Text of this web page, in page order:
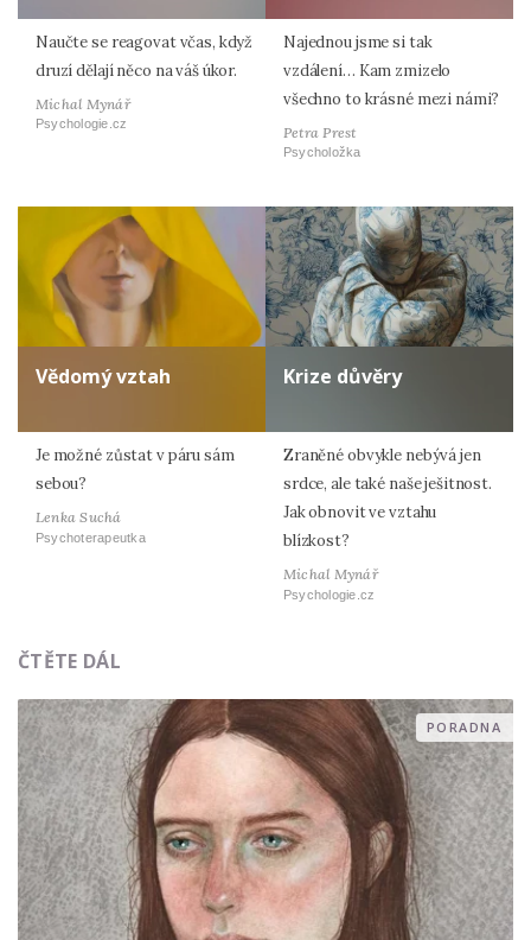
Naučte se reagovat včas, když
druzí dělají něco na váš úkor.
Michal Mynář
Psychologie.cz
Najednou jsme si tak
vzdálení… Kam zmizelo
všechno to krásné mezi námi?
Petra Prest
Psycholožka
Vědomý vztah
Je možné zůstat v páru sám
sebou?
Lenka Suchá
Psychoterapeutka
Krize důvěry
Zraněné obvykle nebývá jen
srdce, ale také naše ješitnost.
Jak obnovit ve vztahu
blízkost?
Michal Mynář
Psychologie.cz
ČTĚTE DÁL
PORADNA